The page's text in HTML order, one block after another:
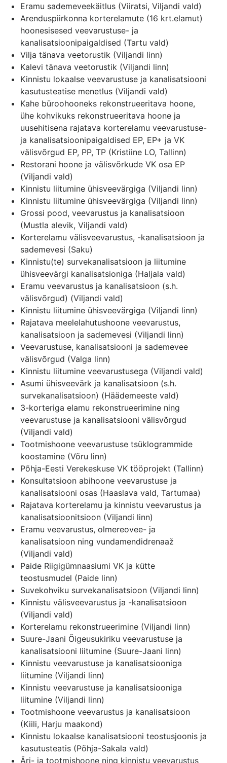
Eramu sademeveekäitlus (Viiratsi, Viljandi vald)
Arenduspiirkonna korterelamute (16 krt.elamut)
hoonesisesed veevarustuse- ja
kanalisatsioonipaigaldised (Tartu vald)
Vilja tänava veetorustik (Viljandi linn)
Kalevi tänava veetorustik (Viljandi linn)
Kinnistu lokaalse veevarustuse ja kanalisatsiooni
kasutusteatise menetlus (Viljandi vald)
Kahe büroohooneks rekonstrueeritava hoone,
ühe kohvikuks rekonstrueeritava hoone ja
uusehitisena rajatava korterelamu veevarustuse-
ja kanalisatsioonipaigaldised EP, EP+ ja VK
välisvõrgud EP, PP, TP (Kristiine LO, Tallinn)
Restorani hoone ja välisvõrkude VK osa EP
(Viljandi vald)
Kinnistu liitumine ühisveevärgiga (Viljandi linn)
Kinnistu liitumine ühisveevärgiga (Viljandi linn)
Grossi pood, veevarustus ja kanalisatsioon
(Mustla alevik, Viljandi vald)
Korterelamu välisveevarustus, -kanalisatsioon ja
sademevesi (Saku)
Kinnistu(te) survekanalisatsioon ja liitumine
ühisveevärgi kanalisatsioniga (Haljala vald)
Eramu veevarustus ja kanalisatsioon (s.h.
välisvõrgud) (Viljandi vald)
Kinnistu liitumine ühisveevärgiga (Viljandi linn)
Rajatava meelelahutushoone veevarustus,
kanalisatsioon ja sademevesi (Viljandi linn)
Veevarustuse, kanalisatsiooni ja sademevee
välisvõrgud (Valga linn)
Kinnistu liitumine veevarustusega (Viljandi vald)
Asumi ühisveevärk ja kanalisatsioon (s.h.
survekanalisatsioon) (Häädemeeste vald)
3-korteriga elamu rekonstrueerimine ning
veevarustuse ja kanalisatsiooni välisvõrgud
(Viljandi vald)
Tootmishoone veevarustuse tsüklogrammide
koostamine (Võru linn)
Põhja-Eesti Verekeskuse VK tööprojekt (Tallinn)
Konsultatsioon abihoone veevarustuse ja
kanalisatsiooni osas (Haaslava vald, Tartumaa)
Rajatava korterelamu ja kinnistu veevarustus ja
kanalisatsioonitsioon (Viljandi linn)
Eramu veevarustus, olmereovee- ja
kanalisatsioon ning vundamendidrenaaž
(Viljandi vald)
Paide Riigigümnaasiumi VK ja kütte
teostusmudel (Paide linn)
Suvekohviku survekanalisatsioon (Viljandi linn)
Kinnistu välisveevarustus ja -kanalisatsioon
(Viljandi vald)
Korterelamu rekonstrueerimine (Viljandi linn)
Suure-Jaani Õigeusukiriku veevarustuse ja
kanalisatsiooni liitumine (Suure-Jaani linn)
Kinnistu veevarustuse ja kanalisatsiooniga
liitumine (Viljandi linn)
Kinnistu veevarustuse ja kanalisatsiooniga
liitumine (Viljandi linn)
Tootmishoone veevarustus ja kanalisatsioon
(Kiili, Harju maakond)
Kinnistu lokaalse kanalisatsiooni teostusjoonis ja
kasutusteatis (Põhja-Sakala vald)
Äri- ja tootmishoone ning kinnistu veevarustus